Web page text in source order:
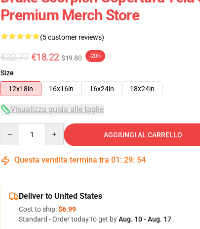
Premium Merch Store
(5 customer reviews)
€22.77 €18.22 $19.80 -20%
Size
12x18in
16x16in 16x24in 18x24in
Visualizza guida alle taglie
AGGIUNGI AL CARRELLO
Questa vendita termina tra 01 : 29: 53
Deliver to United States
Cost to ship:$6.99
Standard - Order today to get byAug. 10 - Aug. 17